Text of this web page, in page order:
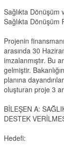
Sağlıkta
Sağlıkta
Projenin
arasında 30
imzalanmıştır. Bu
gelmiştir.
planına
oluşturan proje 3
BİLEŞEN A:
DESTEK
Hedefi: